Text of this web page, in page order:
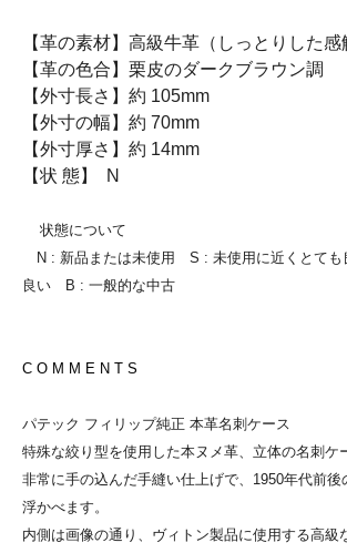
【革の素材】高級牛革（しっとりした感
【革の色合】栗皮のダークブラウン調
【外寸長さ】約 105mm
【外寸の幅】約 70mm
【外寸厚さ】約 14mm
【状 態】 N
状態について
N : 新品または未使用 S : 未使用に近くとて
良い B : 一般的な中古
C O M M E N T S
パテック フィリップ純正 本革名刺ケース
特殊な絞り型を使用した本ヌメ革、立体の名刺ケ
非常に手の込んだ手縫い仕上げで、1950年代前
浮かべます。
内側は画像の通り、ヴィトン製品に使用する高級